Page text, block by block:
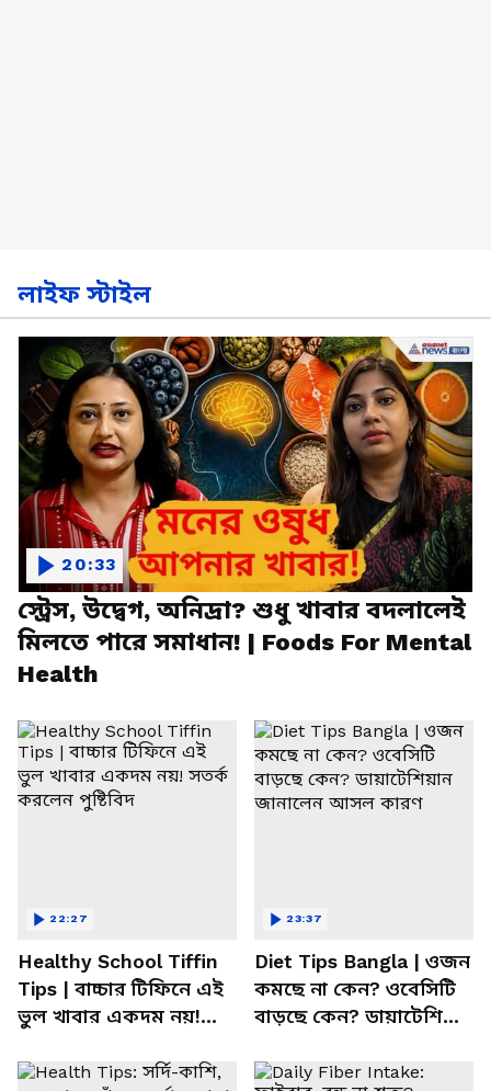
লাইফ স্টাইল
স্ট্রেস, উদ্বেগ, অনিদ্রা? শুধু খাবার বদলালেই
মিলতে পারে সমাধান! | Foods For Mental
Health
20:33
Healthy School Tiffin
Tips | বাচ্চার টিফিনে এই
ভুল খাবার একদম নয়!
22:27
Diet Tips Bangla | ওজন
কমছে না কেন? ওবেসিটি
বাড়ছে কেন? ডায়াটেশিয়ান
23:37